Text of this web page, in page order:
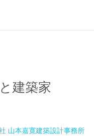
建築家
山本嘉寛建築設計事務所